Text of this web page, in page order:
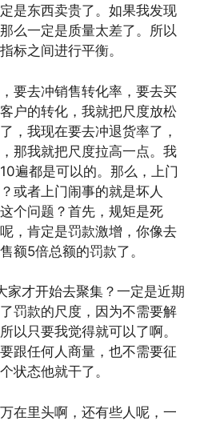
是东西卖贵了。如果我发现
么一定是质量太差了。所以
标之间进行平衡。
要去冲销售转化率，要去买
户的转化，我就把尺度放松
，我现在要去冲退货率了，
那我就把尺度拉高一点。我
遍都是可以的。那么，上门
或者上门闹事的就是坏人
个问题？首先，规矩是死
，肯定是罚款激增，你像去
额5倍总额的罚款了。
家才开始去聚集？一定是近期
罚款的尺度，因为不需要解
以只要我觉得就可以了啊。
跟任何人商量，也不需要征
状态他就干了。
在里头啊，还有些人呢，一